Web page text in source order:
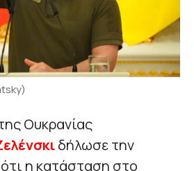
Ουκρανίας
δήλωσε την
η κατάσταση στο